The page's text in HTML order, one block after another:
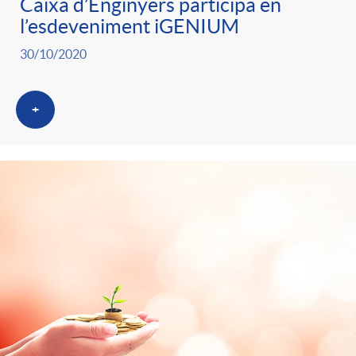
Caixa d’Enginyers participa en
l’esdeveniment iGENIUM
30/10/2020
+